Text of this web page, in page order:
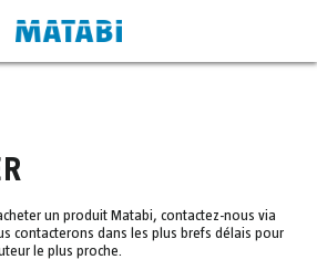
un produit Matabi, contactez-nous via
contacterons dans les plus brefs délais pour
le plus proche.